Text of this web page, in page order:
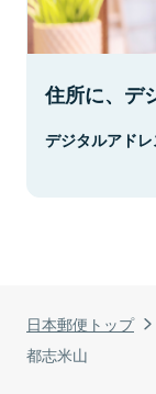
日本郵便トップ
都志米山
住所に、デ
デジタルアドレ